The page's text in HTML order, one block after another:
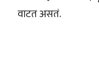
वाटत असतं.